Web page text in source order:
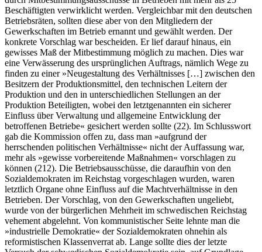
Beschäftigten verwirklicht werden. Vergleichbar mit den deutschen
Betriebsräten, sollten diese aber von den Mitgliedern der
Gewerkschaften im Betrieb ernannt und gewählt werden. Der
konkrete Vorschlag war bescheiden. Er lief darauf hinaus, ein
gewisses Maß der Mitbestimmung möglich zu machen. Dies war
eine Verwässerung des ursprünglichen Auftrags, nämlich Wege zu
finden zu einer »Neugestaltung des Verhältnisses […] zwischen den
Besitzern der Produktionsmittel, den technischen Leitern der
Produktion und den in unterschiedlichen Stellungen an der
Produktion Beteiligten, wobei den letztgenannten ein sicherer
Einfluss über Verwaltung und allgemeine Entwicklung der
betroffenen Betriebe« gesichert werden sollte (22). Im Schlusswort
gab die Kommission offen zu, dass man »aufgrund der
herrschenden politischen Verhältnisse« nicht der Auffassung war,
mehr als »gewisse vorbereitende Maßnahmen« vorschlagen zu
können (212). Die Betriebsausschüsse, die daraufhin von den
Sozialdemokraten im Reichstag vorgeschlagen wurden, waren
letztlich Organe ohne Einfluss auf die Machtverhältnisse in den
Betrieben. Der Vorschlag, von den Gewerkschaften ungeliebt,
wurde von der bürgerlichen Mehrheit im schwedischen Reichstag
vehement abgelehnt. Von kommunistischer Seite lehnte man die
»industrielle Demokratie« der Sozialdemokraten ohnehin als
reformistischen Klassenverrat ab. Lange sollte dies der letzte